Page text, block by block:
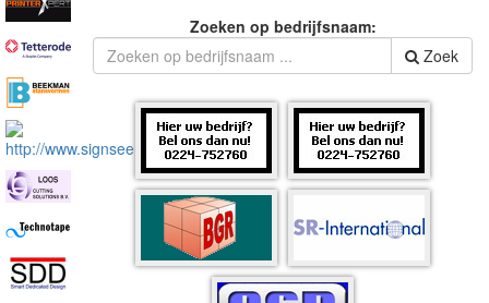
Zoeken op bedrijfsnaam:
Zoek